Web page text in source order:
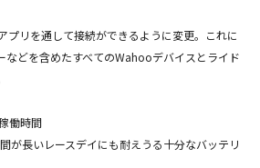
プリを通して接続ができるように変更。これに
などを含めたすべてのWahooデバイスとライド
働時間
が長いレースデイにも耐えうる十分なバッテリ